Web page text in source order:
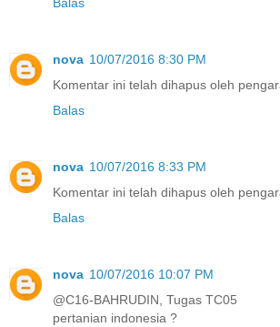
nova 10/07/2016 8:30 PM
Komentar ini telah dihapus oleh
Balas
nova 10/07/2016 8:33 PM
Komentar ini telah dihapus oleh
Balas
nova 10/07/2016 10:07 PM
@C16-BAHRUDIN, Tugas TC05
pertanian indonesia ?